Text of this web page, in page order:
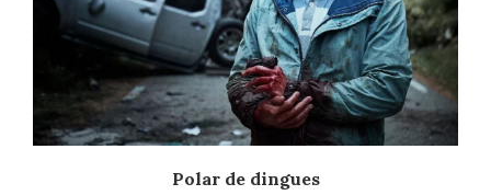
Polar de dingues